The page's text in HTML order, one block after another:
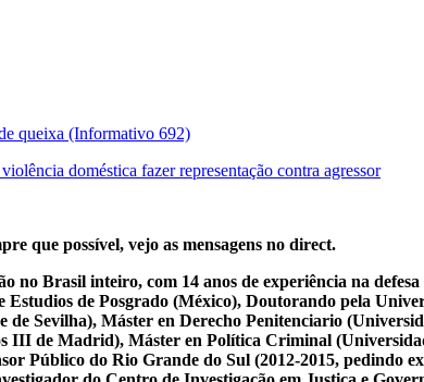
queixa (Informativo 692)
doméstica fazer representação contra agressor
que possível, vejo as mensagens no direct.
Brasil inteiro, com 14 anos de experiência na
de Posgrado (México), Doutorando pela
Sevilha), Máster en Derecho Penitenciario
III de Madrid), Máster en Política Criminal
Público do Rio Grande do Sul (2012-2015, pedindo